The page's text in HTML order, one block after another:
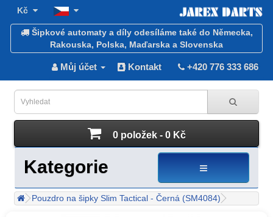
Kč
Šipkové automaty a díly odesíláme také do Německa,
Rakouska, Polska, Maďarska a Slovenska
Můj účet Kontakt +420 776 333 686
0 položek - 0 Kč
Kategorie
Pouzdro na šipky Slim Tactical - Černá (SM4084)